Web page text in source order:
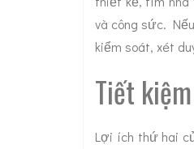
và công sức.
kiểm soát, xét
Tiết
Lợi ích thứ hai